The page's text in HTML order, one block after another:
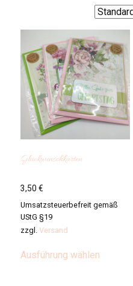
Glückwunschkarten
3,50€
Umsatzsteuerbefreit gemäß
UStG §19
zzgl.Versand
Ausführung wählen